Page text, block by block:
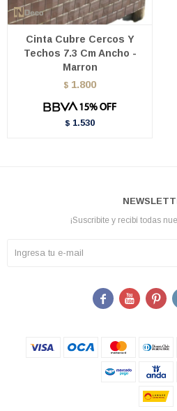
Cinta Cubre Cercos Y
Techos 7.3 Cm Ancho -
Marron
$ 1.800
$ 1.530
¡Suscribite y recibí todas
  